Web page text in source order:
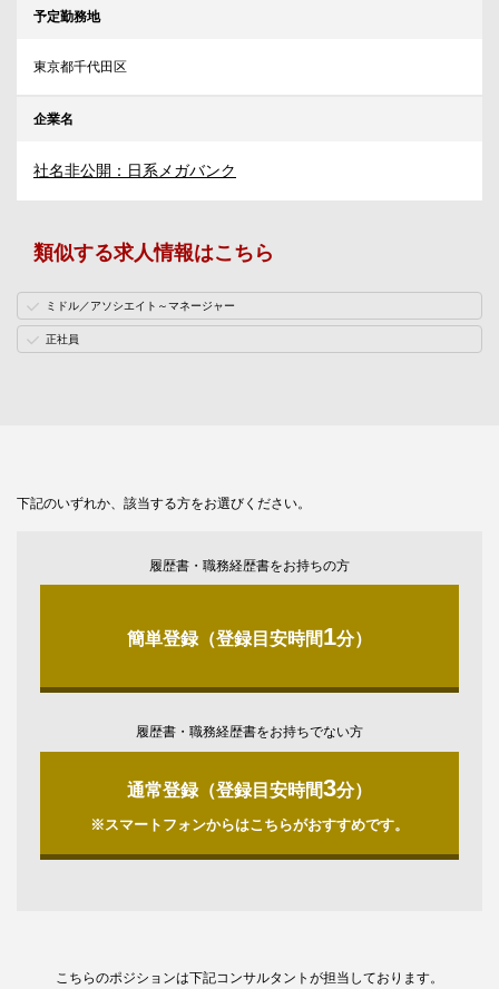
予定勤務地
東京都千代田区
企業名
社名非公開：日系メガバンク
類似する求人情報はこちら
ミドル／アソシエイト～マネージャー
正社員
下記のいずれか、該当する方をお選びください。
履歴書・職務経歴書をお持ちの方
簡単登録（登録目安時間1分）
履歴書・職務経歴書をお持ちでない方
通常登録（登録目安時間3分）
※スマートフォンからはこちらがおすすめです。
こちらのポジションは下記コンサルタントが担当しております。